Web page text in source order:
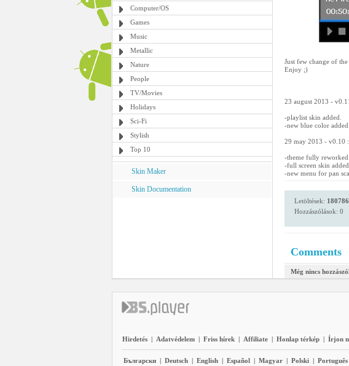
Computer/OS
Games
Music
Metallic
Nature
People
TV/Movies
Holidays
Sci-Fi
Stylish
Top 10
Skin Maker
Skin Documentation
Just few change of
Enjoy ;)
23 august 2013 -
-playlist skin added.
-new blue color added.
29 may 2013 - v0.10 :
-theme fully reworked.
-full screen skin added.
-new menu for pan
Letöltések: 180786
Hozzászólások: 0
Comments
Még nincs
Hirdetés | Adatvédelem | Friss hírek | Affiliate | Honlap térkép | Írjon
Български | Deutsch | English | Español | Magyar | Polski |